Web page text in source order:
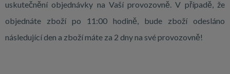
uskutečnění objednávky na Vaší provozovně. V případě, že
objednáte zboží po 11:00 hodině, bude zboží odesláno
následující den a zboží máte za 2 dny na své provozovně!